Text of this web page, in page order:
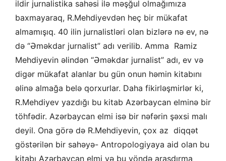
ildir jurnalistika sahəsi ilə məşğul olmağımıza
baxmayaraq, R.Mehdiyevdən heç bir mükafat
almamışıq. 40 ilin jurnalistləri olan bizlərə nə ev, nə
də “Əməkdar jurnalist” adı verilib. Amma Ramiz
Mehdiyevin əlindən “Əməkdar jurnalist” adı, ev və
digər mükafat alanlar bu gün onun həmin kitabını
əlinə almağa belə qorxurlar. Daha fikirləşmirlər ki,
R.Mehdiyev yazdığı bu kitab Azərbaycan elminə bir
töhfədir. Azərbaycan elmi isə bir nəfərin şəxsi malı
deyil. Ona görə də R.Mehdiyevin, çox az diqqət
göstərilən bir sahəyə- Antropologiyaya aid olan bu
kitabı Azərbaycan elmi və bu yöndə araşdırma